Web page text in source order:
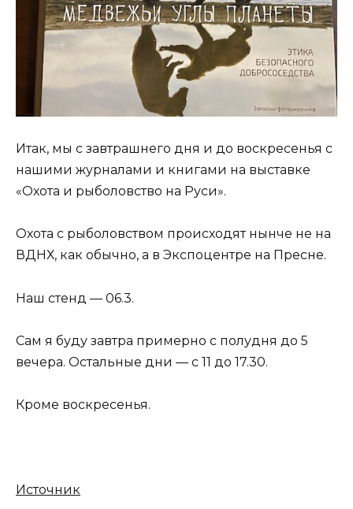
Итак, мы с завтрашнего дня и до воскресенья с
нашими журналами и книгами на выставке
«Охота и рыболовство на Руси».
Охота с рыболовством происходят нынче не на
ВДНХ, как обычно, а в Экспоцентре на Пресне.
Наш стенд — 06.3.
Сам я буду завтра примерно с полудня до 5
вечера. Остальные дни — с 11 до 17.30.
Кроме воскресенья.
Источник